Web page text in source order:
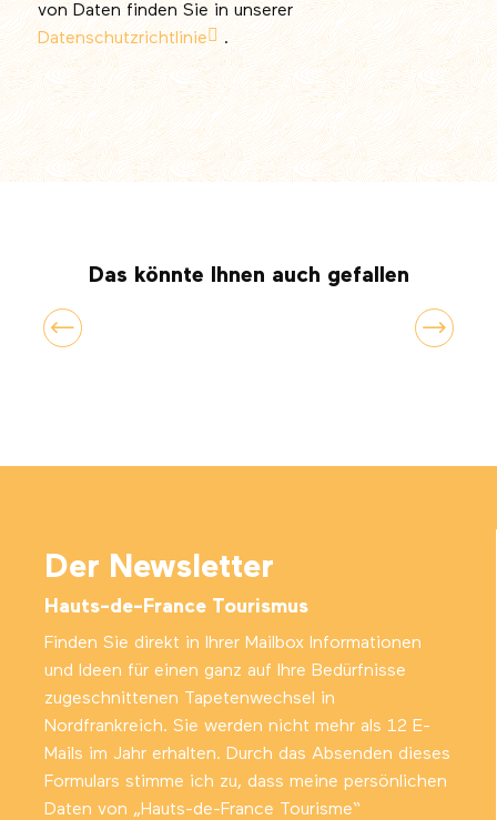
von Daten finden Sie in unserer
Datenschutzrichtlinie
.
Das könnte Ihnen auch gefallen
Im Einbaum durch die Somme-Bucht
Der Newsletter
Hauts-de-France Tourismus
Finden Sie direkt in Ihrer Mailbox Informationen
und Ideen für einen ganz auf Ihre Bedürfnisse
zugeschnittenen Tapetenwechsel in
Nordfrankreich. Sie werden nicht mehr als 12 E-
Mails im Jahr erhalten. Durch das Absenden dieses
Formulars stimme ich zu, dass meine persönlichen
Daten von „Hauts-de-France Tourisme“